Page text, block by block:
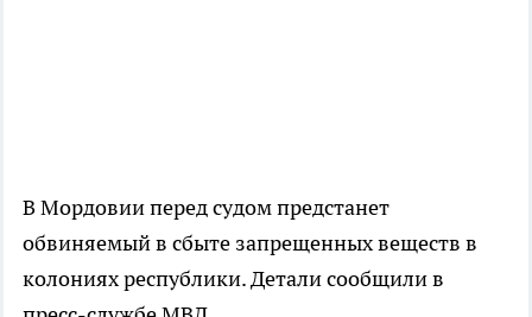
В Мордовии перед судом предстанет
обвиняемый в сбыте запрещенных веществ в
колониях республики. Детали сообщили в